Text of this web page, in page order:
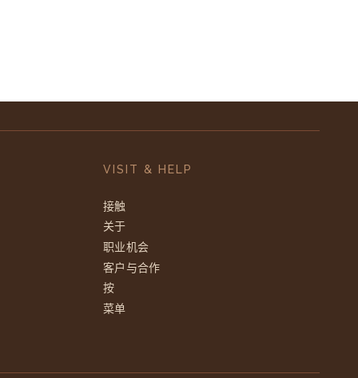
VISIT & HELP
接触
关于
职业机会
客户与合作
按
菜单